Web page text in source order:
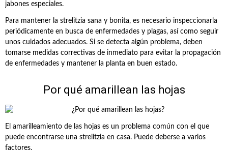
jabones especiales.
Para mantener la strelitzia sana y bonita, es necesario inspeccionarla
periódicamente en busca de enfermedades y plagas, así como seguir
unos cuidados adecuados. Si se detecta algún problema, deben
tomarse medidas correctivas de inmediato para evitar la propagación
de enfermedades y mantener la planta en buen estado.
Por qué amarillean las hojas
El amarilleamiento de las hojas es un problema común con el que
puede encontrarse una strelitzia en casa. Puede deberse a varios
factores.